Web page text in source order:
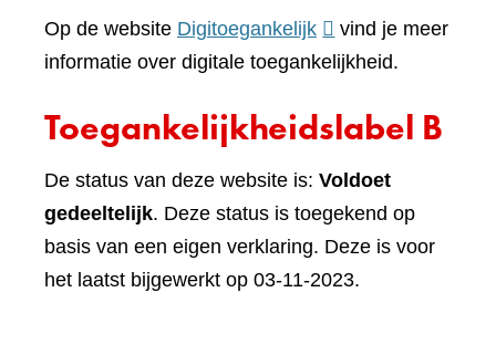
website)
Op de website Digitoegankelijk(verwijst
naar
andere
vind je meer
informatie over digitale toegankelijkheid.
Toegankelijkheidslabel B
De status van deze website is: Voldoet
gedeeltelijk. Deze status is toegekend op
basis van een eigen verklaring. Deze is voor
het laatst bijgewerkt op 03-11-2023.